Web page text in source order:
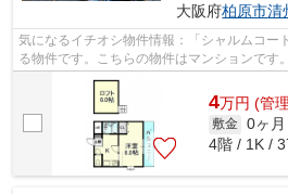
大阪府柏原市清
気になるイチオシ物件情報：「シャルムコー
る物件です。こちらの物件はマンションです
よく電車を利用する方にピッタリです。...
4万円 (管
敷金 0ヶ月
4階 / 1K /